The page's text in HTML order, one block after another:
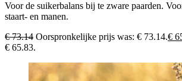
Voor de suikerbalans bij te zware paarden.
staart- en manen.
€73.14 Oorspronkelijke prijs was: € 73.14.€
€ 65.83.